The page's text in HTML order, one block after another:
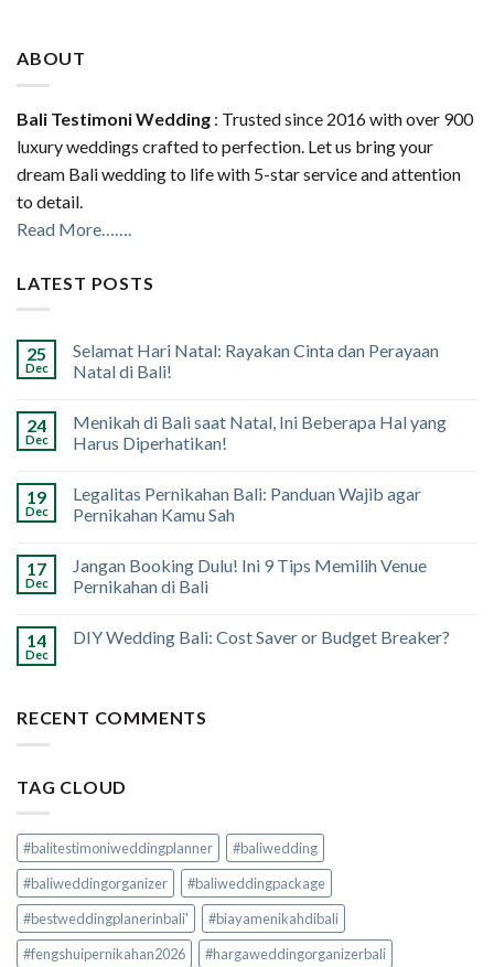
ABOUT
Bali Testimoni Wedding : Trusted since 2016 with over 900
luxury weddings crafted to perfection. Let us bring your
dream Bali wedding to life with 5-star service and attention
to detail.
Read More…….
LATEST POSTS
25
Dec
Selamat Hari Natal: Rayakan Cinta dan Perayaan
Natal di Bali!
24
Dec
Menikah di Bali saat Natal, Ini Beberapa Hal yang
Harus Diperhatikan!
19
Dec
Legalitas Pernikahan Bali: Panduan Wajib agar
Pernikahan Kamu Sah
17
Dec
Jangan Booking Dulu! Ini 9 Tips Memilih Venue
Pernikahan di Bali
14
Dec
DIY Wedding Bali: Cost Saver or Budget Breaker?
RECENT COMMENTS
TAG CLOUD
#balitestimoniweddingplanner
#baliwedding
#baliweddingorganizer
#baliweddingpackage
#bestweddingplanerinbali'
#biayamenikahdibali
#fengshuipernikahan2026
#hargaweddingorganizerbali